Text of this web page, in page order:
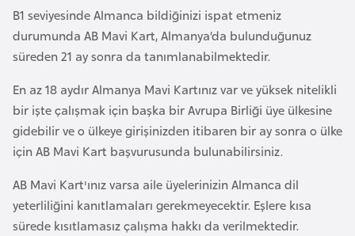
B1 seviyesinde Almanca bildiğinizi ispat etmeniz
durumunda AB Mavi Kart, Almanya’da bulunduğunuz
süreden 21 ay sonra da tanımlanabilmektedir.
En az 18 aydır Almanya Mavi Kartınız var ve yüksek nitelikli
bir işte çalışmak için başka bir Avrupa Birliği üye ülkesine
gidebilir ve o ülkeye girişinizden itibaren bir ay sonra o ülke
için AB Mavi Kart başvurusunda bulunabilirsiniz.
AB Mavi Kart'ınız varsa aile üyelerinizin Almanca dil
yeterliliğini kanıtlamaları gerekmeyecektir. Eşlere kısa
sürede kısıtlamasız çalışma hakkı da verilmektedir.
i
y
e
C
e
z
a
y